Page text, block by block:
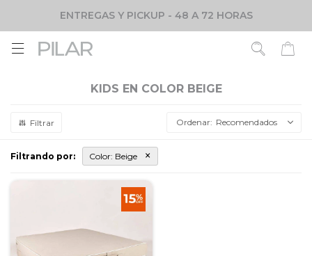
ENTREGAS Y PICKUP - 48 A 72 HORAS

KIDS EN COLOR BEIGE
Recomendados
Filtrando por: Color: Beige